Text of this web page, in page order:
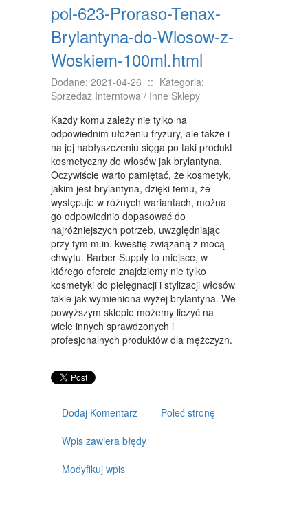
KSIĄŻKI, CZASOPISMA
SPRZEDAŻ INTERNTOWA
BIŻUTERIA
DLA DZIECI
MEBLE
WYPOSAŻENIE WNĘTRZ
WYPOSAŻENIE ŁAZIENKI
ODZIEŻ
SPORT
ELEKTRONIKA, RTV, AGD
ART. DLA ZWIERZĄT
OGRÓD, ROŚLINY
MATERIAŁY EKSPLOATACYJNE
INNE SKLEPY
pol-623-Proraso-Tenax-
Brylantyna-do-Wlosow-z-
Woskiem-100ml.html
Dodane: 2021-04-26 :: Kategoria:
Sprzedaż Interntowa / Inne Sklepy
Każdy komu zależy nie tylko na
odpowiednim ułożeniu fryzury, ale także i
na jej nabłyszczeniu sięga po taki produkt
kosmetyczny do włosów jak brylantyna.
Oczywiście warto pamiętać, że kosmetyk,
jakim jest brylantyna, dzięki temu, że
występuje w różnych wariantach, można
go odpowiednio dopasować do
najróżniejszych potrzeb, uwzględniając
przy tym m.in. kwestię związaną z mocą
chwytu. Barber Supply to miejsce, w
którego ofercie znajdziemy nie tylko
kosmetyki do pielęgnacji i stylizacji włosów
takie jak wymieniona wyżej brylantyna. We
powyższym sklepie możemy liczyć na
wiele innych sprawdzonych i
profesjonalnych produktów dla mężczyzn.
Dodaj Komentarz Poleć stronę
Wpis zawiera błędy
Modyfikuj wpis